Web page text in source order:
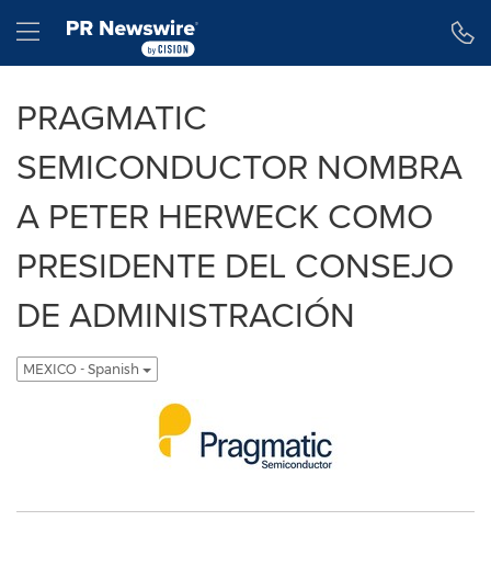
Hamburger menu
PRAGMATIC
SEMICONDUCTOR NOMBRA
A PETER HERWECK COMO
PRESIDENTE DEL CONSEJO
DE ADMINISTRACIÓN
MEXICO - Spanish